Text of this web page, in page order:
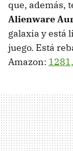
que, además,
Alienware
galaxia y está
juego. Está
Amazon: